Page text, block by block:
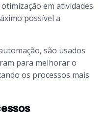
em atividades
possível a
são usados
para melhorar o
os processos mais